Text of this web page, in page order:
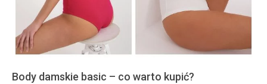
Body damskie basic – co warto kupić?